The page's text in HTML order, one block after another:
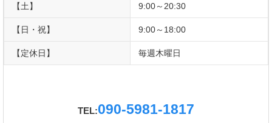
【土】 9:00～20:30
【日・祝】 9:00～18:00
【定休日】 毎週木曜日
TEL:090-5981-1817